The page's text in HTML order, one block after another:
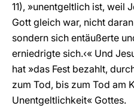
11), »unentgeltlich ist, weil
Gott gleich war, nicht
sondern sich entäußerte
erniedrigte sich.‹« Und
hat »das Fest bezahlt,
zum Tod, bis zum Tod am
Unentgeltlichkeit« Gottes.